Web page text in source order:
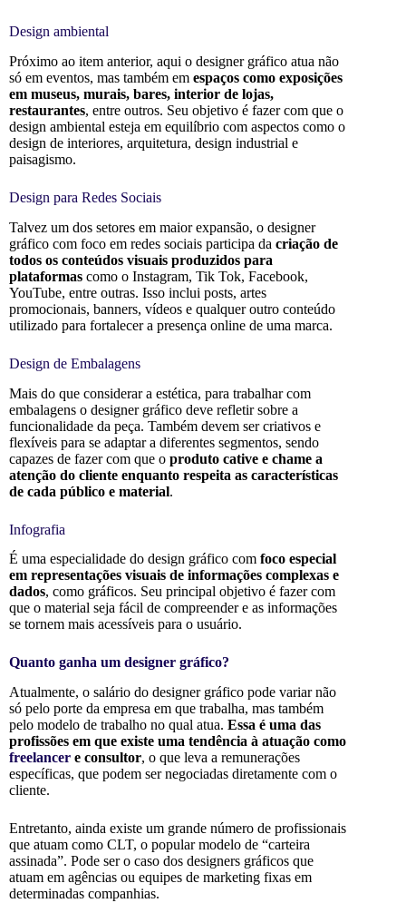
Design ambiental
Próximo ao item anterior, aqui o designer gráfico atua não
só em eventos, mas também em espaços como exposições
em museus, murais, bares, interior de lojas,
restaurantes, entre outros. Seu objetivo é fazer com que o
design ambiental esteja em equilíbrio com aspectos como o
design de interiores, arquitetura, design industrial e
paisagismo.
Design para Redes Sociais
Talvez um dos setores em maior expansão, o designer
gráfico com foco em redes sociais participa da criação de
todos os conteúdos visuais produzidos para
plataformas como o Instagram, Tik Tok, Facebook,
YouTube, entre outras. Isso inclui posts, artes
promocionais, banners, vídeos e qualquer outro conteúdo
utilizado para fortalecer a presença online de uma marca.
Design de Embalagens
Mais do que considerar a estética, para trabalhar com
embalagens o designer gráfico deve refletir sobre a
funcionalidade da peça. Também devem ser criativos e
flexíveis para se adaptar a diferentes segmentos, sendo
capazes de fazer com que o produto cative e chame a
atenção do cliente enquanto respeita as características
de cada público e material.
Infografia
É uma especialidade do design gráfico com foco especial
em representações visuais de informações complexas e
dados, como gráficos. Seu principal objetivo é fazer com
que o material seja fácil de compreender e as informações
se tornem mais acessíveis para o usuário.
Quanto ganha um designer gráfico?
Atualmente, o salário do designer gráfico pode variar não
só pelo porte da empresa em que trabalha, mas também
pelo modelo de trabalho no qual atua. Essa é uma das
profissões em que existe uma tendência à atuação como
freelancer e consultor, o que leva a remunerações
específicas, que podem ser negociadas diretamente com o
cliente.
Entretanto, ainda existe um grande número de profissionais
que atuam como CLT, o popular modelo de “carteira
assinada”. Pode ser o caso dos designers gráficos que
atuam em agências ou equipes de marketing fixas em
determinadas companhias.